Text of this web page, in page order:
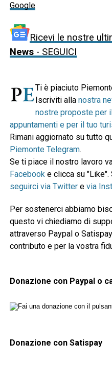
Google
Ricevi le nostre
News- SEGUICI
Ti è piaciuto
Iscriviti alla nostra
nostre proposte per
appuntamenti e per il tuo
Rimani aggiornato su tutto
Piemonte Telegram.
Se ti piace il nostro lavoro
Facebooke clicca su "Like".
seguirci via Twittere via
Per sostenerci abbiamo
questo vi chiediamo di
attraverso Paypal o
contributo e per la vostra
Donazione con Paypal o
Donazione con Satispay